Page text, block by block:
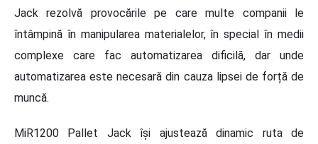
Jack rezolvă provocările pe care multe companii le
întâmpină în manipularea materialelor, în special în medii
complexe care fac automatizarea dificilă, dar unde
automatizarea este necesară din cauza lipsei de forță de
muncă.
MiR1200 Pallet Jack își ajustează dinamic ruta de